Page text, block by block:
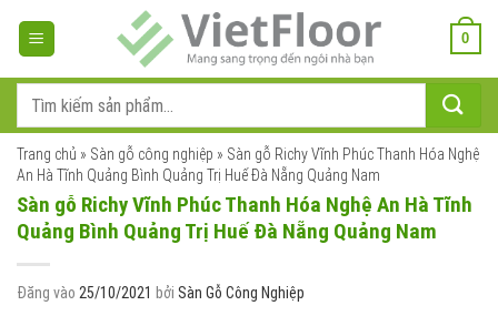
dung
0
kiếm:
Trang chủ » Sàn gỗ công nghiệp » Sàn gỗ Richy Vĩnh Phúc Thanh Hóa Nghệ
An Hà Tĩnh Quảng Bình Quảng Trị Huế Đà Nẵng Quảng Nam
Sàn gỗ Richy Vĩnh Phúc Thanh Hóa Nghệ An Hà Tĩnh
Quảng Bình Quảng Trị Huế Đà Nẵng Quảng Nam
Đăng vào 25/10/2021 bởi Sàn Gỗ Công Nghiệp